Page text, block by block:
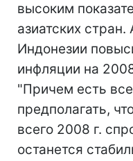
высоким
азиатских
Индонезии
инфляции на
"Причем есть
предполагать,
всего 2008 г.
останется